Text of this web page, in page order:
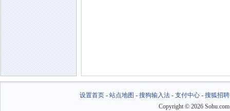
设置首页- 站点地图 - 搜狗输入法- 支付中心- 搜狐招聘
Copyright © 2026